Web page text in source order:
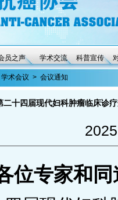
员之声 学术交流 科普宣传
学术会议 > 会议通知
二十四届现代妇科肿瘤临床诊
位专家和同